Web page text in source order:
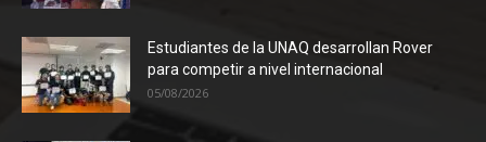
Estudiantes de la UNAQ desarrollan Rover
para competir a nivel internacional
05/08/2026